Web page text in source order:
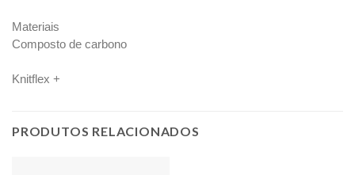
Materiais
Composto de carbono
Knitflex +
PRODUTOS RELACIONADOS